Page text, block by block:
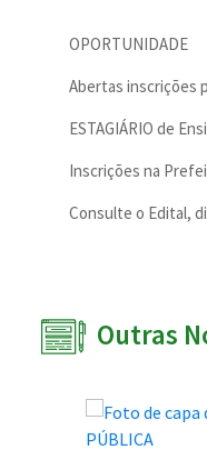
OPORTUNIDADE
Abertas inscrições
ESTAGIÁRIO de
Inscrições na
Consulte o Edital,
Outras